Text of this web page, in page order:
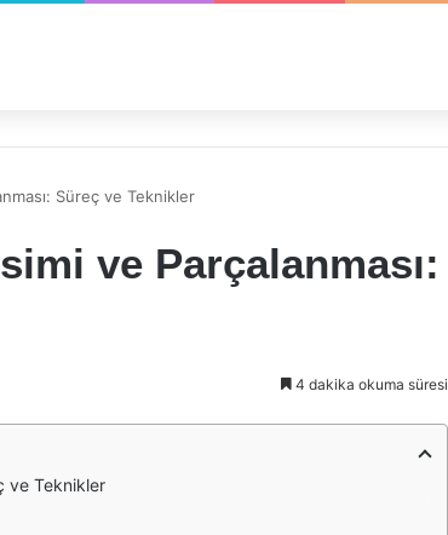
Süreç ve Teknikler
ve Parçalanması:
4 dakika okuma süresi
ve Teknikler